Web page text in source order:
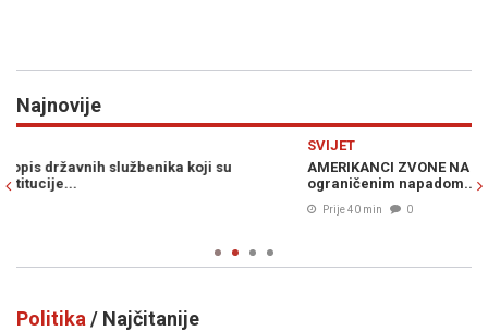
Najnovije
AMERIKANCI ZVONE NA UZBUNU: Putin bi mogao testirati NATO
ograničenim napadom...
Politika / Najčitanije